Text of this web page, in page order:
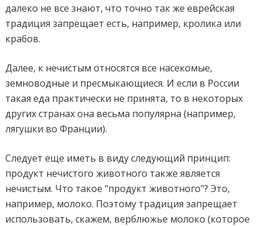
далеко не все знают, что точно так же еврейская
традиция запрещает есть, например, кролика или
крабов.
Далее, к нечистым относятся все насекомые,
земноводные и пресмыкающиеся. И если в России
такая еда практически не принята, то в некоторых
других странах она весьма популярна (например,
лягушки во Франции).
Следует еще иметь в виду следующий принцип:
продукт нечистого животного также является
нечистым. Что такое "продукт животного"? Это,
например, молоко. Поэтому традиция запрещает
использовать, скажем, верблюжье молоко (которое